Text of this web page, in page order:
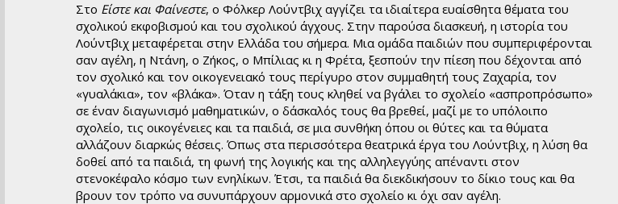
Στο Είστε και Φαίνεστε, ο Φόλκερ Λούντβιχ αγγίζει τα ιδιαίτερα ευαίσθητα θέματα του
σχολικού εκφοβισμού και του σχολικού άγχους. Στην παρούσα διασκευή, η ιστορία του
Λούντβιχ μεταφέρεται στην Ελλάδα του σήμερα. Μια ομάδα παιδιών που συμπεριφέρονται
σαν αγέλη, η Ντάνη, ο Ζήκος, ο Μπίλιας κι η Φρέτα, ξεσπούν την πίεση που δέχονται από
τον σχολικό και τον οικογενειακό τους περίγυρο στον συμμαθητή τους Ζαχαρία, τον
«γυαλάκια», τον «βλάκα». Όταν η τάξη τους κληθεί να βγάλει το σχολείο «ασπροπρόσωπο»
σε έναν διαγωνισμό μαθηματικών, ο δάσκαλός τους θα βρεθεί, μαζί με το υπόλοιπο
σχολείο, τις οικογένειες και τα παιδιά, σε μια συνθήκη όπου οι θύτες και τα θύματα
αλλάζουν διαρκώς θέσεις. Όπως στα περισσότερα θεατρικά έργα του Λούντβιχ, η λύση θα
δοθεί από τα παιδιά, τη φωνή της λογικής και της αλληλεγγύης απέναντι στον
στενοκέφαλο κόσμο των ενηλίκων. Έτσι, τα παιδιά θα διεκδικήσουν το δίκιο τους και θα
βρουν τον τρόπο να συνυπάρχουν αρμονικά στο σχολείο κι όχι σαν αγέλη.